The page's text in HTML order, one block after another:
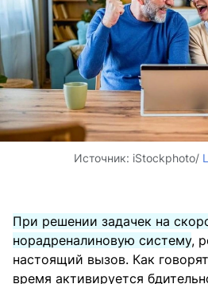
Источник: iStockphoto/
При решении задачек на
норадреналиновую систему,
настоящий вызов. Как
время активируется